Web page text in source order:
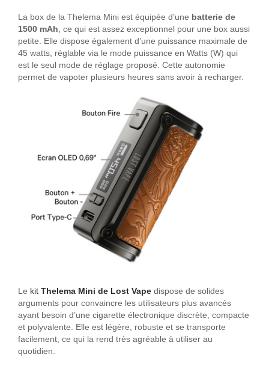
La box de la Thelema Mini est équipée d’une batterie de
1500 mAh, ce qui est assez exceptionnel pour une box aussi
petite. Elle dispose également d’une puissance maximale de
45 watts, réglable via le mode puissance en Watts (W) qui
est le seul mode de réglage proposé. Cette autonomie
permet de vapoter plusieurs heures sans avoir à recharger.
Le kit Thelema Mini de Lost Vape dispose de solides
arguments pour convaincre les utilisateurs plus avancés
ayant besoin d’une cigarette électronique discrète, compacte
et polyvalente. Elle est légère, robuste et se transporte
facilement, ce qui la rend très agréable à utiliser au
quotidien.